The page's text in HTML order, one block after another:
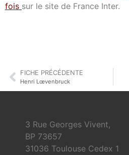
fois sur le site de France Inter.
FICHE PRÉCÉDENTE
Henri Lœvenbruck
3 Rue Georges Vivent,
BP 73657
31036 Toulouse Cedex 1